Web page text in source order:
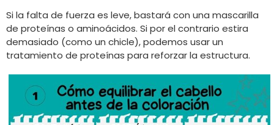
Si la falta de fuerza es leve, bastará con una mascarilla
de proteínas o aminoácidos. Si por el contrario estira
demasiado (como un chicle), podemos usar un
tratamiento de proteínas para reforzar la estructura.